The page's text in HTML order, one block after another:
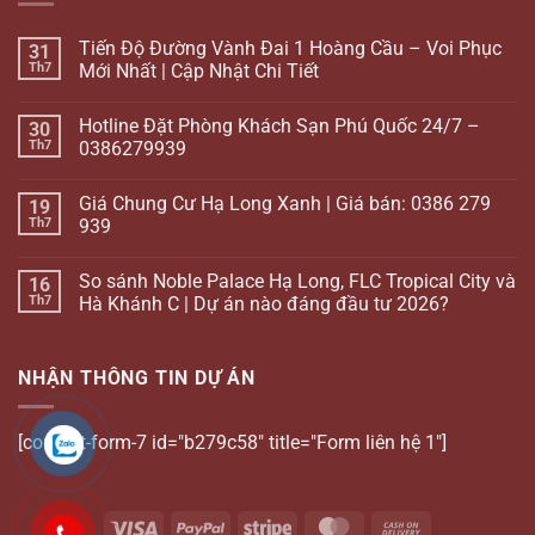
31
Th7
Tiến Độ Đường Vành Đai 1 Hoàng Cầu – Voi Phục
Mới Nhất | Cập Nhật Chi Tiết
30
Th7
Hotline Đặt Phòng Khách Sạn Phú Quốc 24/7 –
0386279939
19
Th7
Giá Chung Cư Hạ Long Xanh | Giá bán: 0386 279
939
16
Th7
So sánh Noble Palace Hạ Long, FLC Tropical City và
Hà Khánh C | Dự án nào đáng đầu tư 2026?
NHẬN THÔNG TIN DỰ ÁN
[contact-form-7 id="b279c58" title="Form liên hệ 1"]